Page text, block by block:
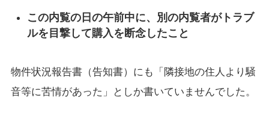
この内覧の日の午前中に、別の内覧者がトラブ
ルを目撃して購入を断念したこと
物件状況報告書（告知書）にも「隣接地の住人より騒
音等に苦情があった」としか書いていませんでした。